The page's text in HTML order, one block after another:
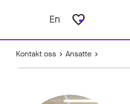
En favorite_border
Kontakt oss Ansatte